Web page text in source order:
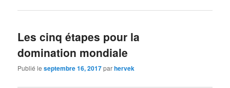
Les cinq étapes pour la
domination mondiale
Publié leseptembre 16, 2017parhervek